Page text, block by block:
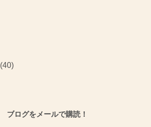
(40)
ブログをメールで購読！